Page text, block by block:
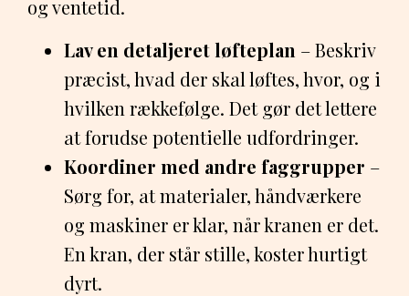
og ventetid.
Lav en detaljeret løfteplan – Beskriv
præcist, hvad der skal løftes, hvor, og i
hvilken rækkefølge. Det gør det lettere
at forudse potentielle udfordringer.
Koordiner med andre faggrupper –
Sørg for, at materialer, håndværkere
og maskiner er klar, når kranen er det.
En kran, der står stille, koster hurtigt
dyrt.